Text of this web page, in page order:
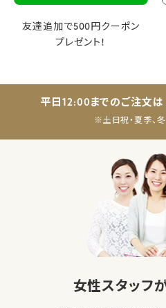
友達追加で500円クーポン
プレゼント！
平日12:00までのご注文は
※土日祝・夏季、
女性スタッフ